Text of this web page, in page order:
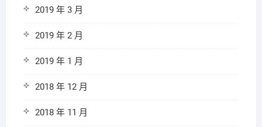
2019 年 3 月
2019 年 2 月
2019 年 1 月
2018 年 12 月
2018 年 11 月